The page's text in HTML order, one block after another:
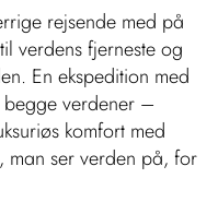
rejsende med på
verdens fjerneste og
En ekspedition med
verdener –
komfort med
ser verden på, for